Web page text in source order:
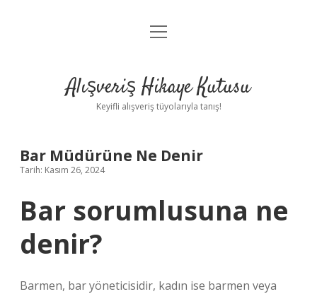
Anasayfa
Yasal Uyarı
menüyü
Alışveriş Hikaye Kutusu
Keyifli alışveriş tüyolarıyla tanış!
Bar Müdürüne Ne Denir
Tarih: Kasım 26, 2024
Bar sorumlusuna ne
denir?
Barmen, bar yöneticisidir, kadın ise barmen veya